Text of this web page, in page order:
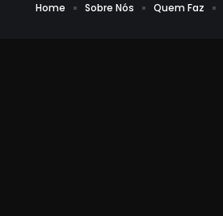
Home Sobre Nós Quem Faz